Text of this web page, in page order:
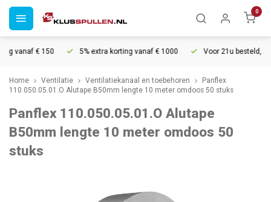
0
vanaf € 150 5% extra korting vanaf € 1000 Voor 21u besteld,
Home Ventilatie Ventilatiekanaal en toebehoren
Panflex
110.050.05.01.O Alutape B50mm lengte 10 meter omdoos 50 stuks
Panflex 110.050.05.01.O Alutape
B50mm lengte 10 meter omdoos 50
stuks